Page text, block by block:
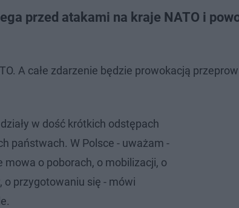
przed atakami na kraje NATO i
A całe zdarzenie będzie prowokacją
w dość krótkich odstępach
państwach. W Polsce - uważam -
o poborach, o mobilizacji, o
o przygotowaniu się - mówi